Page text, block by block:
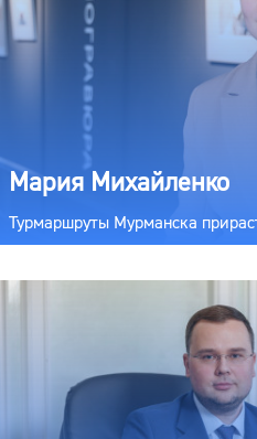
Мария Михайленко
Турмаршруты Мурманска